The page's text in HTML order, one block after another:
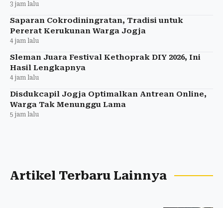
3 jam lalu
Saparan Cokrodiningratan, Tradisi untuk
Pererat Kerukunan Warga Jogja
4 jam lalu
Sleman Juara Festival Kethoprak DIY 2026, Ini
Hasil Lengkapnya
4 jam lalu
Disdukcapil Jogja Optimalkan Antrean Online,
Warga Tak Menunggu Lama
5 jam lalu
Artikel Terbaru Lainnya